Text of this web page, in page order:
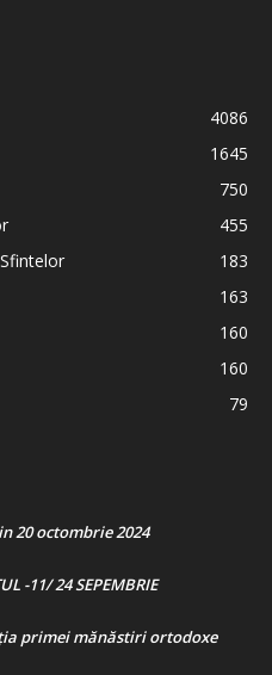
4086
1645
750
455
183
163
160
160
79
20 octombrie 2024
-11/ 24 SEPEMBRIE
primei mănăstiri ortodoxe